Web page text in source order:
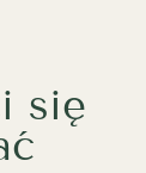
się